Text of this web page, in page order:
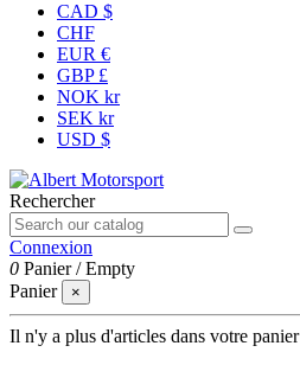
CAD $
CHF
EUR €
GBP £
NOK kr
SEK kr
USD $
Rechercher
Connexion
0 Panier /Empty
Panier
×
Il n'y a plus d'articles dans votre panier